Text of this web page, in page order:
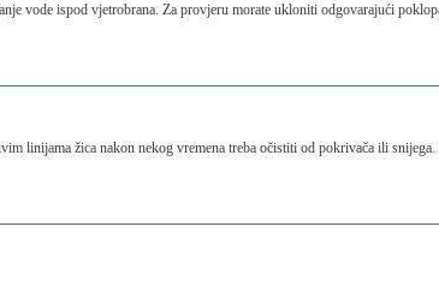
vode ispod vjetrobrana. Za provjeru morate ukloniti odgovarajući
linijama žica nakon nekog vremena treba očistiti od pokrivača ili snijega.